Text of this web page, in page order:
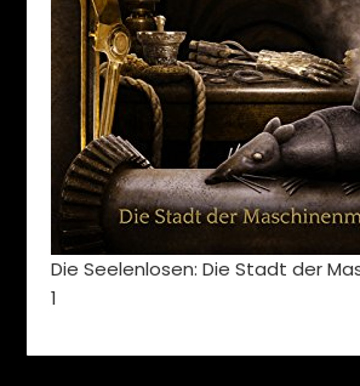
Die Seelenlosen: Die Stadt der
1